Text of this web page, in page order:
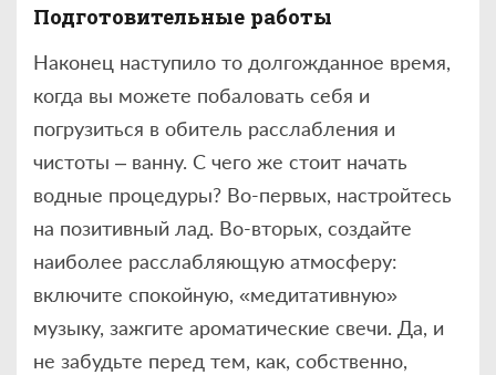
Подготовительные работы
Наконец наступило то долгожданное время,
когда вы можете побаловать себя и
погрузиться в обитель расслабления и
чистоты – ванну. С чего же стоит начать
водные процедуры? Во-первых, настройтесь
на позитивный лад. Во-вторых, создайте
наиболее расслабляющую атмосферу:
включите спокойную, «медитативную»
музыку, зажгите ароматические свечи. Да, и
не забудьте перед тем, как, собственно,